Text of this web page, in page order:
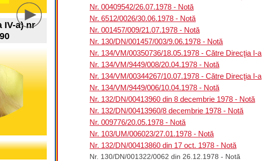
Nr. 00409542/26.07.1978 - Notă
Nr. 6512/0026/30.06.1978 - Notă
Nr. 001457/009/21.07.1978 - Notă
Nr. 130/DN/001457/003/9.06.1978 - Notă
Nr. 134/VM/00350736/18.05.1978 - Către Direcţia I-a
Nr. 134/VM/9449/008/20.04.1978 - Notă
Nr. 134/VM/00344267/10.07.1978 - Către Direcţia I-a
Nr. 134/VM/9449/006/10.04.1978 - Notă
Nr. 132/DN/00413960 din 8 decembrie 1978 - Notă
Nr. 132/DN/00413960/8 decembrie 1978 - Notă
Nr. 009776/20.05.1978 - Notă
Nr. 103/UM/006023/27.01.1978 - Notă
Nr. 132/DN/00413860 din 17 oct. 1978 - Notă
Nr. 130/DN/001322/0062 din 26.12.1978 - Notă
IV-a) nr